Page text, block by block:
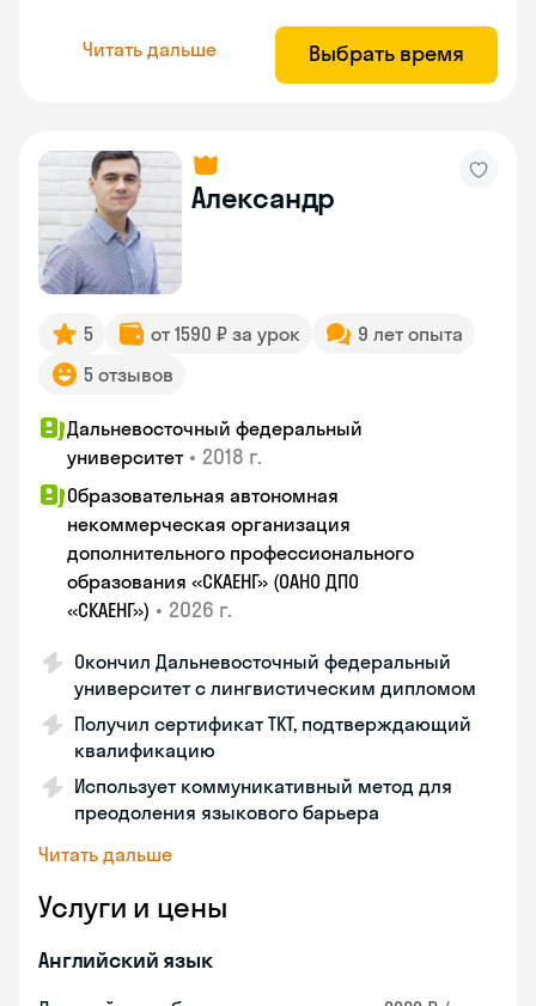
Читать дальше Выбрать время
Александр
5 от 1590 ₽ за урок
9 лет опыта
5 отзывов
Дальневосточный федеральный
университет • 2018 г.
Образовательная автономная
некоммерческая организация
дополнительного профессионального
образования «СКАЕНГ» (ОАНО ДПО
«СКАЕНГ») • 2026 г.
Окончил Дальневосточный федеральный
университет с лингвистическим дипломом
Получил сертификат TKT, подтверждающий
квалификацию
Использует коммуникативный метод для
преодоления языкового барьера
Читать дальше
Услуги и цены
Английский язык